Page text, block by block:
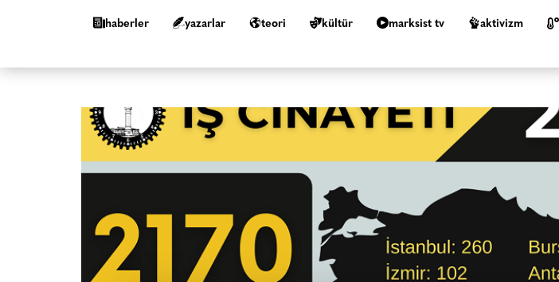
haberler yazarlar teori kültür marksist tv aktivizm